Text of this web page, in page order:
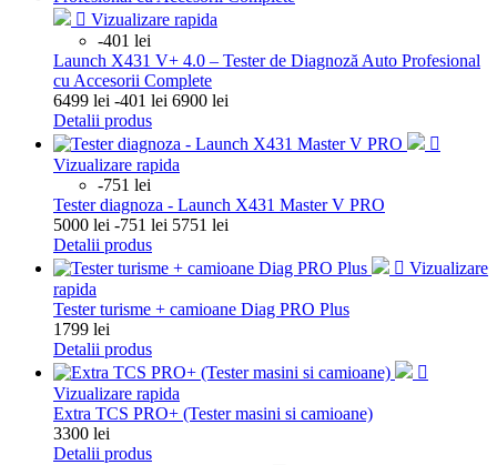
 Vizualizare rapida
-401 lei
Launch X431 V+ 4.0 – Tester de Diagnoză Auto Profesional
cu Accesorii Complete
Pret
6499 lei -401 lei Pret
baza
6900 lei
Detalii produs

Vizualizare rapida
-751 lei
Tester diagnoza - Launch X431 Master V PRO
Pret
5000 lei -751 lei Pret
baza
5751 lei
Detalii produs
 Vizualizare
rapida
Tester turisme + camioane Diag PRO Plus
Pret
1799 lei
Detalii produs

Vizualizare rapida
Extra TCS PRO+ (Tester masini si camioane)
Pret
3300 lei
Detalii produs